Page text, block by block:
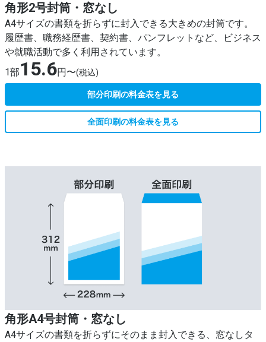
角形2号封筒・窓なし
A4サイズの書類を折らずに封入できる大きめの封筒です。
履歴書、職務経歴書、契約書、パンフレットなど、ビジネス
や就職活動で多く利用されています。
1部15.6円〜(税込)
部分印刷の料金表を見る
全面印刷の料金表を見る
角形A4号封筒・窓なし
A4サイズの書類を折らずにそのまま封入できる、窓なしタ